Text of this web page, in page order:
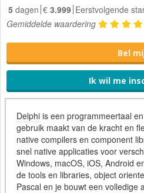
5 dagen € 3.999 Eerstvolgende
Gemiddelde waardering
Bel
Ik wil me
Delphiis een programmeertaal
gebruik maakt van de kracht en
native compilers en component
snel native applicaties voor
Windows, macOS, iOS, Android
de tools en libraries, object
Pascal en je bouwt een volledige